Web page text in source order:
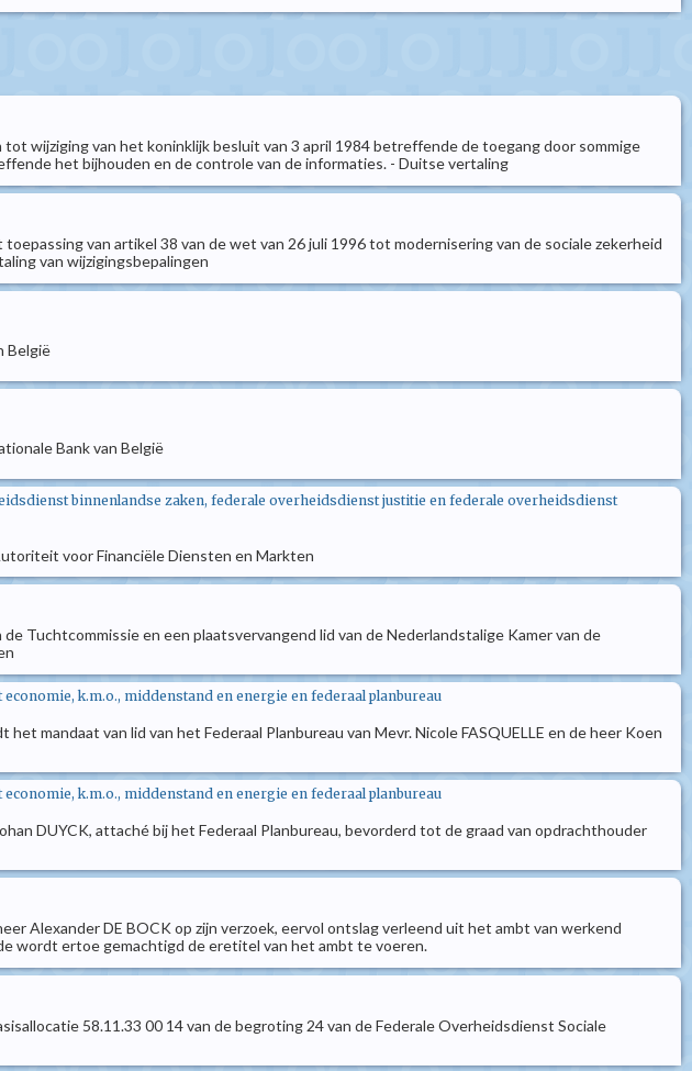
wijziging van het koninklijk besluit van 3 april 1984 betreffende de toegang door sommige
het bijhouden en de controle van de informaties. - Duitse vertaling
van artikel 38 van de wet van 26 juli 1996 tot modernisering van de sociale zekerheid
van wijzigingsbepalingen
België
Bank van België
binnenlandse zaken, federale overheidsdienst justitie en federale overheidsdienst
voor Financiële Diensten en Markten
Tuchtcommissie en een plaatsvervangend lid van de Nederlandstalige Kamer van de
k.m.o., middenstand en energie en federaal planbureau
mandaat van lid van het Federaal Planbureau van Mevr. Nicole FASQUELLE en de heer Koen
k.m.o., middenstand en energie en federaal planbureau
DUYCK, attaché bij het Federaal Planbureau, bevorderd tot de graad van opdrachthouder
Alexander DE BOCK op zijn verzoek, eervol ontslag verleend uit het ambt van werkend
wordt ertoe gemachtigd de eretitel van het ambt te voeren.
58.11.33 00 14 van de begroting 24 van de Federale Overheidsdienst Sociale